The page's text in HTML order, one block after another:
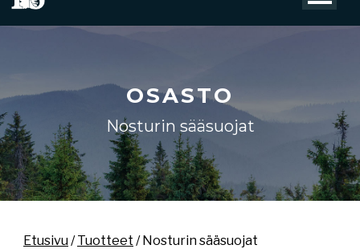
OSASTO
Nosturin sääsuojat
Etusivu/Tuotteet / Nosturin sääsuojat